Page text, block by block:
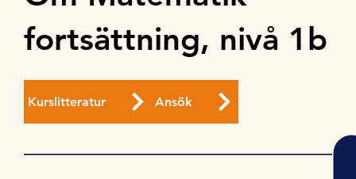
fortsättning, nivå 1b
Kurslitteratur Ansök